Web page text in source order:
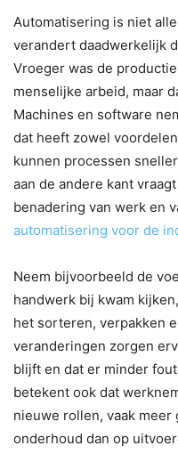
Automatisering is niet
verandert daadwerkelijk
Vroeger was de
menselijke arbeid, maar
Machines en software
dat heeft zowel
kunnen processen
aan de andere kant
benadering van werk en
automatisering voor de
Neem bijvoorbeeld de
handwerk bij kwam
het sorteren, verpakken
veranderingen zorgen
blijft en dat er minder
betekent ook dat
nieuwe rollen, vaak
onderhoud dan op